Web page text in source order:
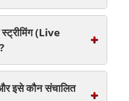
(Live
इसे कौन संचालित